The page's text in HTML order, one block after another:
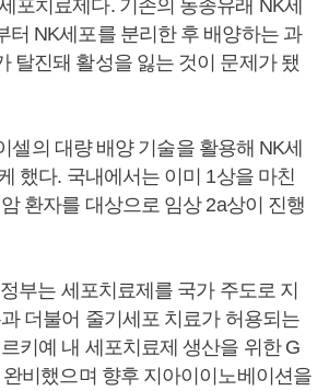
포치료제다. 기존의 동종유래 NK세
터 NK세포를 분리한 후 배양하는 과
탈진돼 활성을 잃는 것이 문제가 됐
셀의 대량 배양 기술을 활용해 NK세
했다. 국내에서는 이미 1상을 마친
환자를 대상으로 임상 2a상이 진행
부는 세포치료제를 국가 주도로 지
더불어 줄기세포 치료가 허용되는
키예 내 세포치료제 생산을 위한 G
비했으며 향후 지아이이노베이션을